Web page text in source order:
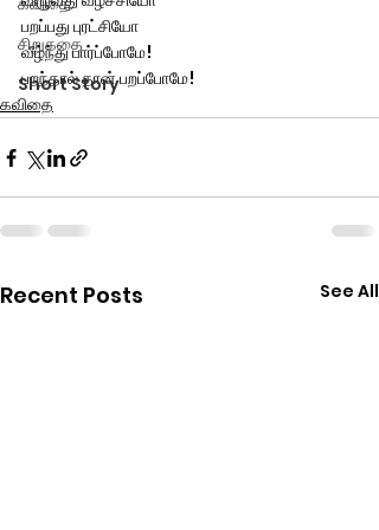
சிறுகதை
Short Story
பறப்பது புரட்சியோ
வீழ்ந்து பார்ப்போமே!
பறந்தால் தான் பறப்போமே!
கவிதை
Recent Posts See All